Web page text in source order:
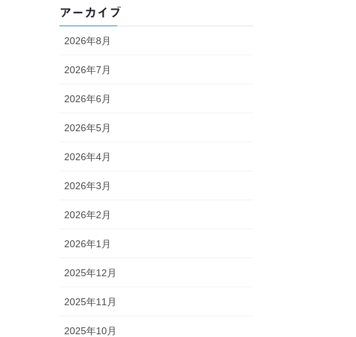
アーカイブ
2026年8月
2026年7月
2026年6月
2026年5月
2026年4月
2026年3月
2026年2月
2026年1月
2025年12月
2025年11月
2025年10月